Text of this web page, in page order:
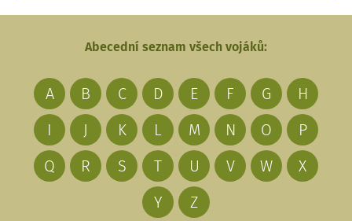
Abecední seznam všech vojáků:
A B C D E F G
H
I
J K L M N O
P
Q
R S T U V W
X
Y
Z